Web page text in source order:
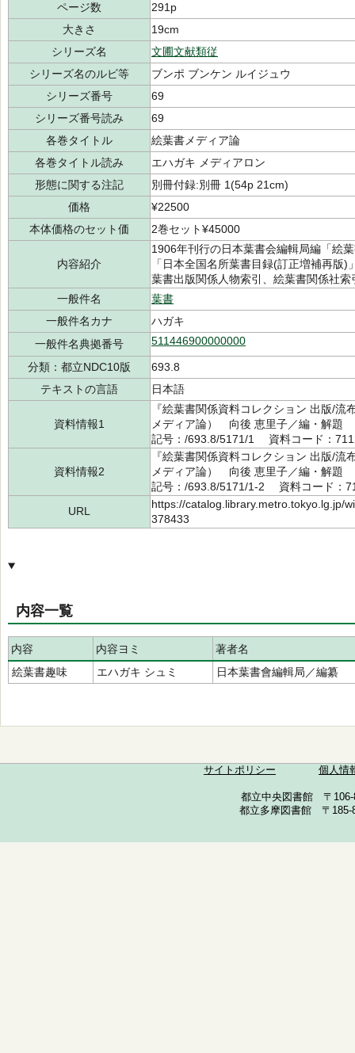
ページ数
291p
大きさ
19cm
シリーズ名
文圃文献類従
シリーズ名のルビ等
ブンポ ブンケン ルイジュウ
シリーズ番号
69
シリーズ番号読み
69
各巻タイトル
絵葉書メディア論
各巻タイトル読み
エハガキ メディアロン
形態に関する注記
別冊付録:別冊 1(54p 21cm)
価格
¥22500
本体価格のセット価
2巻セット¥45000
内容紹介
1906年刊行の日本葉書会編輯局編「絵
「日本全国名所葉書目録(訂正増補再版
葉書出版関係人物索引、絵葉書関係社索
一般件名
葉書
一般件名カナ
ハガキ
一般件名典拠番号
511446900000000
分類：都立NDC10版
693.8
テキストの言語
日本語
資料情報1
『絵葉書関係資料コレクション 出版/
メディア論） 向後 恵里子／編・解
記号：/693.8/5171/1 資料コード：
資料情報2
『絵葉書関係資料コレクション 出版/
メディア論） 向後 恵里子／編・解
記号：/693.8/5171/1-2 資料コード：
URL
https://catalog.library.metro.tokyo.lg.jp/
378433
内容一覧
内容 内容ヨミ
著者名
絵葉書趣味
エハガキ シュミ 日本葉書會編輯局／編纂
サイトポリシー 個人情
都立中央図書館 〒
都立多摩図書館 〒185-